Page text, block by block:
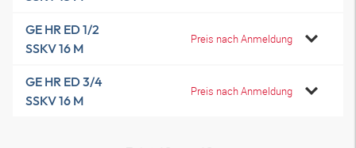
GE HR ED 1/2
SSKV 16 M
Preis nach Anmeldung
GE HR ED 3/4
SSKV 16 M
Preis nach Anmeldung